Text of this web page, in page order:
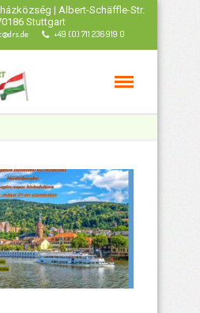
| Albert-Schäffle-Str.
Stuttgart
+49 (0) 711 236 919 0